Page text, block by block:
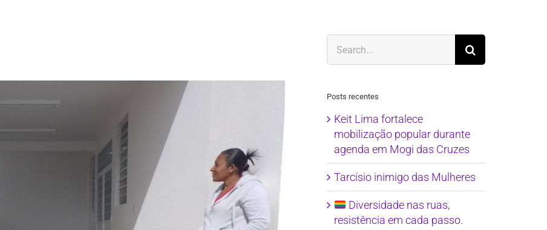
for:
Posts recentes
Keit Lima fortalece
mobilização popular durante
agenda em Mogi das Cruzes
Tarcísio inimigo das Mulheres
Diversidade nas ruas,
resistência em cada passo.